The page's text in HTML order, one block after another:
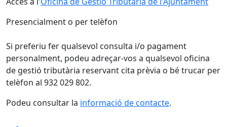
Presencialment o per telèfon
Si preferiu fer qualsevol consulta i/o pagament
personalment, podeu adreçar-vos a qualsevol oficina
de gestió tributària reservant cita prèvia o bé trucar per
telèfon al 932 029 802.
Podeu consultar la informació de contacte.